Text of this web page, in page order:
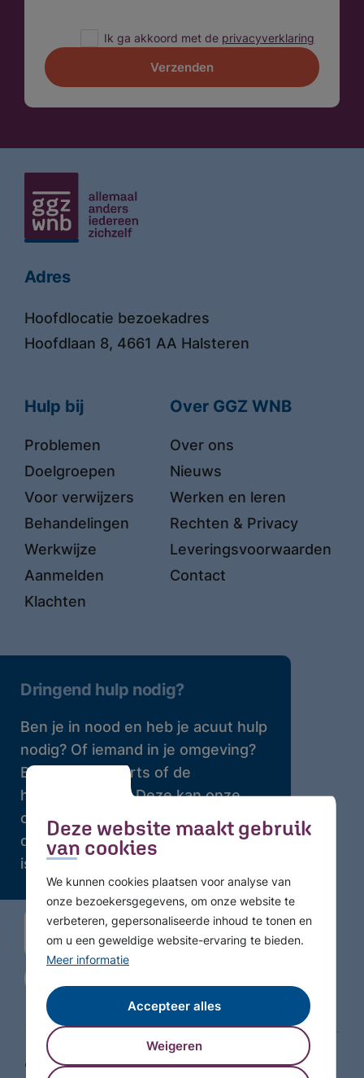
Deze website maakt gebruik
van cookies
We kunnen cookies plaatsen voor analyse van
onze bezoekersgegevens, om onze website te
verbeteren, gepersonaliseerde inhoud te tonen en
om u een geweldige website-ervaring te bieden.
Meer informatie
Weigeren
Accepteer alles
Ik ga akkoord met de privacyverklaring
Verzenden
Adres
Hoofdlocatie bezoekadres
Hoofdlaan 8, 4661 AA Halsteren
Hulp bij
Problemen
Doelgroepen
Voor verwijzers
Behandelingen
Werkwijze
Aanmelden
Klachten
Over GGZ WNB
Over ons
Nieuws
Werken en leren
Rechten & Privacy
Leveringsvoorwaarden
Contact
Dringend hulp nodig?
Ben je in nood en heb je acuut hulp
nodig? Of iemand in je omgeving?
Bel dan je huisarts of de
huisartsenpost. Deze kan onze
crisisdienst bellen waar 24 uur per
dag professionele hulp beschikbaar
is.
© Copyright 2026 GGZ WNB - Alle rechten